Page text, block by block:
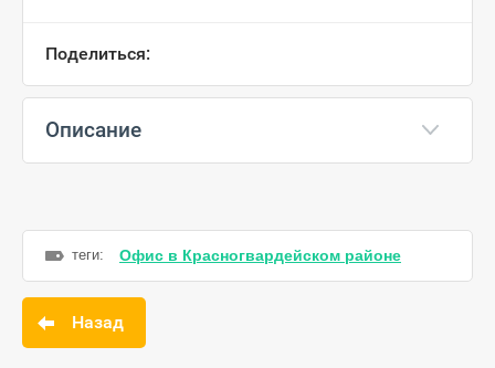
Поделиться:
Описание
теги: Офис в Красногвардейском районе
Назад